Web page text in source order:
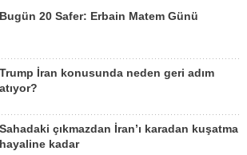
Bugün 20 Safer: Erbain Matem Günü
Trump İran konusunda neden geri adım
atıyor?
Sahadaki çıkmazdan İran’ı karadan kuşatma
hayaline kadar